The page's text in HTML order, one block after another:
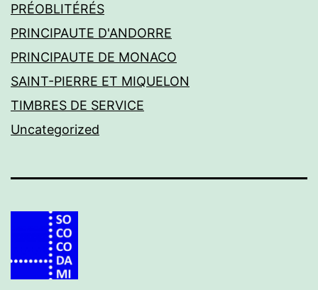
PRÉOBLITÉRÉS
PRINCIPAUTE D'ANDORRE
PRINCIPAUTE DE MONACO
SAINT-PIERRE ET MIQUELON
TIMBRES DE SERVICE
Uncategorized